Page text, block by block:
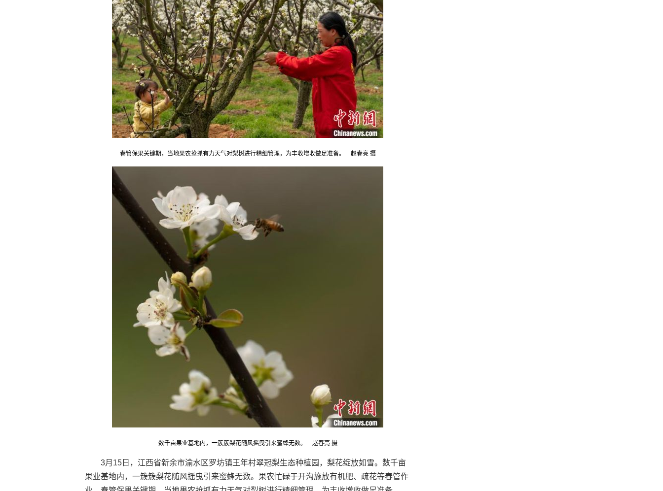
春管保果关键期，当地果农抢抓有力天气对梨树进行精细管理，为丰收增收做足准备。 赵春亮 摄
数千亩果业基地内，一簇簇梨花随风摇曳引来蜜蜂无数。 赵春亮 摄
3月15日，江西省新余市渝水区罗坊镇王年村翠冠梨生态种植园，梨花绽放如雪。数千亩
果业基地内，一簇簇梨花随风摇曳引来蜜蜂无数。果农忙碌于开沟施放有机肥、疏花等春管作